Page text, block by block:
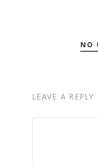
NO
LEAVE A REPLY